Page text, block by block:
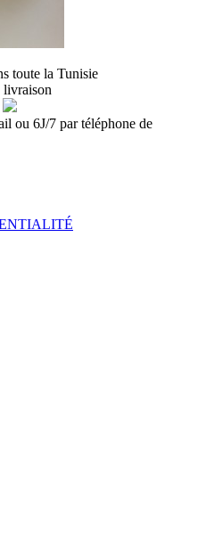
toute la Tunisie
livraison
ou 6J/7 par téléphone de